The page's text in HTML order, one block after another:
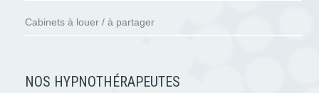
Cabinets à louer / à partager
NOS HYPNOTHÉRAPEUTES